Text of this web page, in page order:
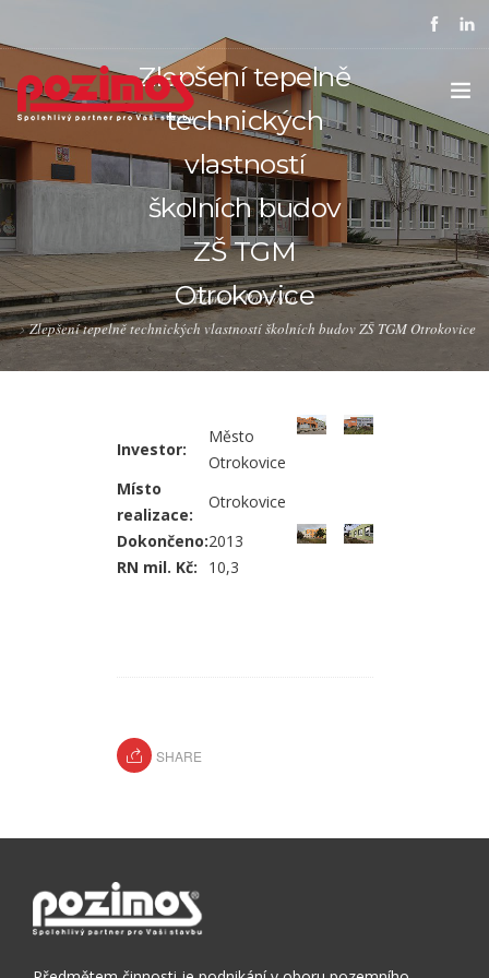
ÚVOD
REFERENCE
KARIÉRA
OSTATNÍ SLUŽBY
PODPORUJEME
Zlepšení tepelně
technických
vlastností
školních budov
ZŠ TGM
Otrokovice
Home
Portfolio
Zlepšení tepelně technických vlastností školních budov ZŠ TGM Otrokovice
Investor:
Město
Otrokovice
Místo
realizace:
Otrokovice
Dokončeno:2013
RN mil. Kč:
10,3
SHARE